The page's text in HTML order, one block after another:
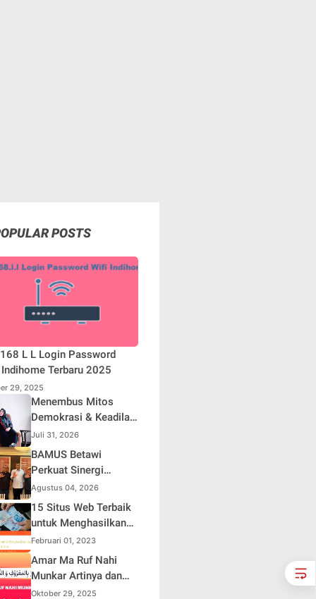
POSTS
L L Login Password
Terbaru 2025
29, 2025
Menembus Mitos
Demokrasi & Keadilan
Sosial: Adv. Fara
Fariha Rodliyana
Soroti Distorsi
Simpati Publik dan
Aksi Main Hakim
Sendiri
Juli 31, 2026
BAMUS Betawi
Perkuat Sinergi
dengan Polda Metro
Jaya, Tegaskan
Komitmen Menjaga
Jakarta Aman, Damai,
dan Kondusif Jelang
HUT ke-81 Republik
Indonesia
Agustus 04, 2026
15 Situs Web Terbaik
untuk Menghasilkan
Uang Online
Februari 01, 2023
Amar Ma Ruf Nahi
Munkar Artinya dan
Maknanya dalam
Oktober 29, 2025